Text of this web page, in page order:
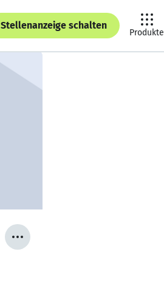
Stellenanzeige schalten
Produkte